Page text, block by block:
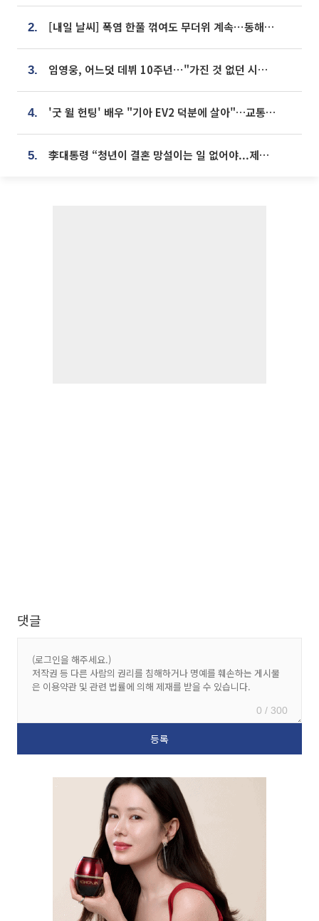
2. [내일 날씨] 폭염 한풀 꺾여도 무더위 계속⋯동해안 이틀 연속 비
3. 임영웅, 어느덧 데뷔 10주년⋯"가진 것 없던 시절, 내 앞엔 20명의 팬뿐"
4. '굿 윌 헌팅' 배우 "기아 EV2 덕분에 살아"…교통사고 후 안전성 극찬
5. 李대통령 “청년이 결혼 망설이는 일 없어야...제도상 불이익 조사”
댓글
0 / 300